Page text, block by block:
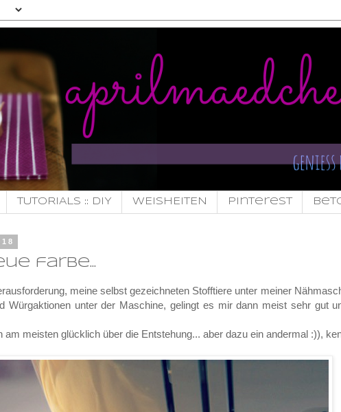
TUTORIALS :: DIY WEISHEITEN pinterest
farbe...
meine selbst gezeichneten Stofftiere unter meiner
Würgaktionen unter der Maschine, gelingt es mir dann meist sehr gut
meisten glücklich über die Entstehung... aber dazu ein andermal :)),